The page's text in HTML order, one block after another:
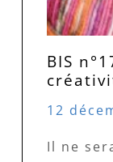
BIS
12
Il ne